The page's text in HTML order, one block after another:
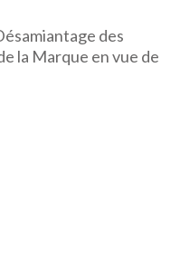
des
la Marque en vue de